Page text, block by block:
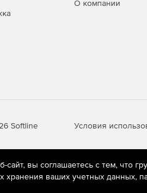
О компании
Softline Условия
технологии
пользователей сети
вы соглашаетесь с тем, что
хранения ваших учетных данных,